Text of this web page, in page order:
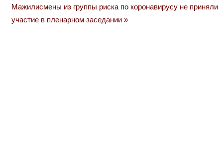
по
записям
Next
Post:
Мажилисмены из группы риска по коронавирусу не приняли
участие в пленарном заседании